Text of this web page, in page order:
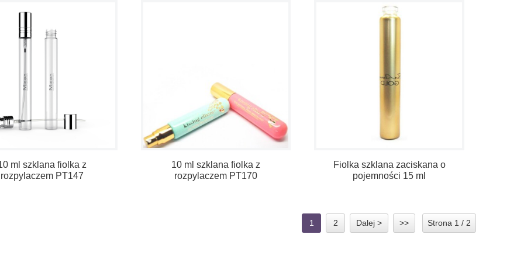
ml szklana fiolka z
rozpylaczem PT147
10 ml szklana fiolka z
rozpylaczem PT170
Fiolka szklana zaciskana o
pojemności 15 ml
1 2 Dalej > >> Strona 1 / 2